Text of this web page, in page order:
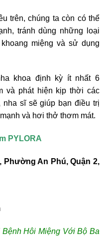
trên, chúng ta còn có thể
tránh dùng những loại
miệng và sử dụng
khoa định kỳ ít nhất 6
và phát hiện kịp thời các
sĩ sẽ giúp bạn điều trị
và hơi thở thơm mát.
PYLORA
An Phú, Quận 2,
Hôi Miệng Với Bộ Ba